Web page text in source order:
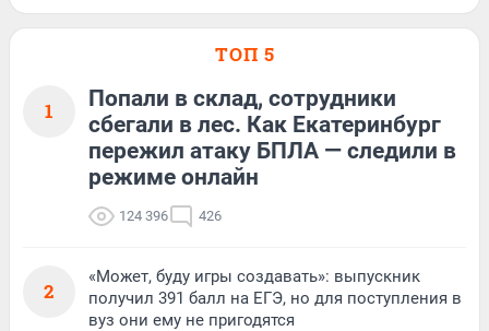
ТОП 5
1
Попали в склад, сотрудники
сбегали в лес. Как Екатеринбург
пережил атаку БПЛА — следили в
режиме онлайн
124 396 426
2
«Может, буду игры создавать»: выпускник
получил 391 балл на ЕГЭ, но для поступления в
вуз они ему не пригодятся